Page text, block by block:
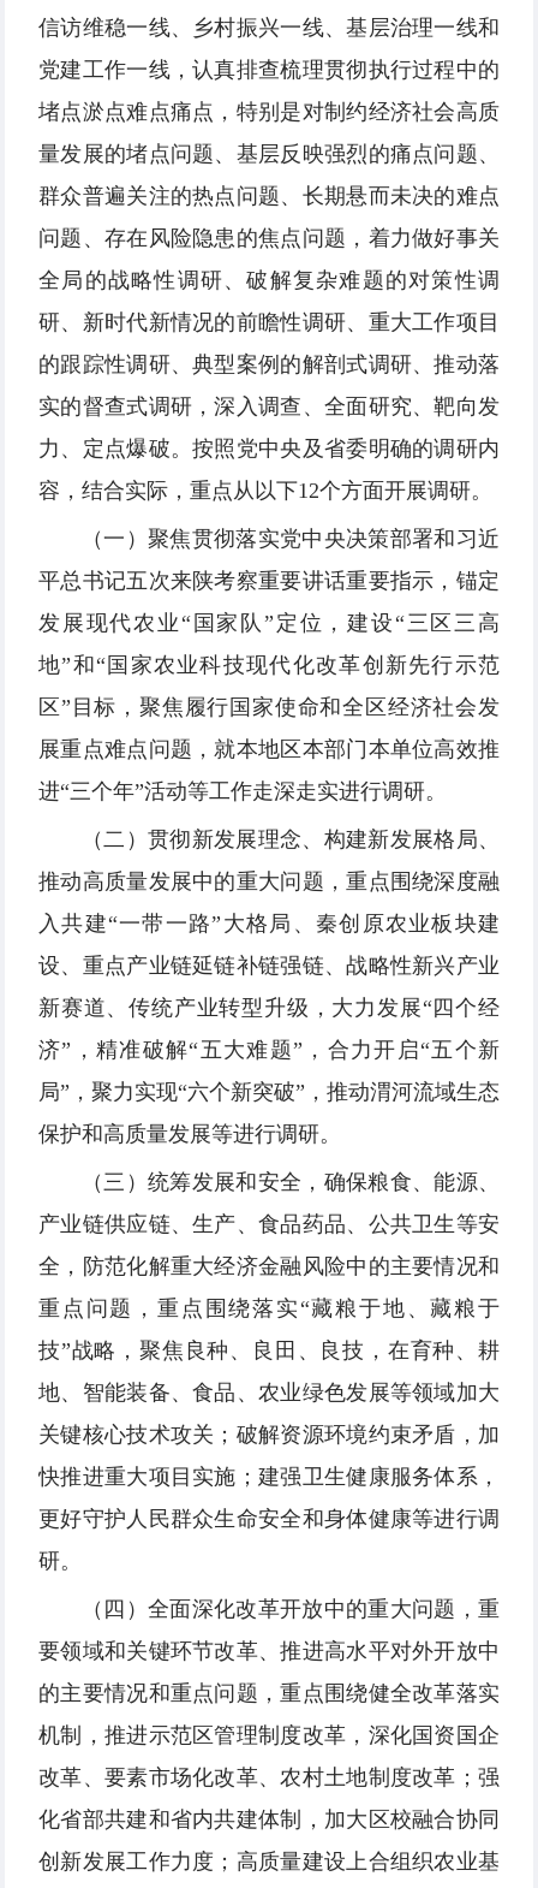
信访维稳一线、乡村振兴一线、基层治理一线和
党建工作一线，认真排查梳理贯彻执行过程中的
堵点淤点难点痛点，特别是对制约经济社会高质
量发展的堵点问题、基层反映强烈的痛点问题、
群众普遍关注的热点问题、长期悬而未决的难点
问题、存在风险隐患的焦点问题，着力做好事关
全局的战略性调研、破解复杂难题的对策性调
研、新时代新情况的前瞻性调研、重大工作项目
的跟踪性调研、典型案例的解剖式调研、推动落
实的督查式调研，深入调查、全面研究、靶向发
力、定点爆破。按照党中央及省委明确的调研内
容，结合实际，重点从以下12个方面开展调研。
（一）聚焦贯彻落实党中央决策部署和习近
平总书记五次来陕考察重要讲话重要指示，锚定
发展现代农业“国家队”定位，建设“三区三高
地”和“国家农业科技现代化改革创新先行示范
区”目标，聚焦履行国家使命和全区经济社会发
展重点难点问题，就本地区本部门本单位高效推
进“三个年”活动等工作走深走实进行调研。
（二）贯彻新发展理念、构建新发展格局、
推动高质量发展中的重大问题，重点围绕深度融
入共建“一带一路”大格局、秦创原农业板块建
设、重点产业链延链补链强链、战略性新兴产业
新赛道、传统产业转型升级，大力发展“四个经
济”，精准破解“五大难题”，合力开启“五个新
局”，聚力实现“六个新突破”，推动渭河流域生态
保护和高质量发展等进行调研。
（三）统筹发展和安全，确保粮食、能源、
产业链供应链、生产、食品药品、公共卫生等安
全，防范化解重大经济金融风险中的主要情况和
重点问题，重点围绕落实“藏粮于地、藏粮于
技”战略，聚焦良种、良田、良技，在育种、耕
地、智能装备、食品、农业绿色发展等领域加大
关键核心技术攻关；破解资源环境约束矛盾，加
快推进重大项目实施；建强卫生健康服务体系，
更好守护人民群众生命安全和身体健康等进行调
研。
（四）全面深化改革开放中的重大问题，重
要领域和关键环节改革、推进高水平对外开放中
的主要情况和重点问题，重点围绕健全改革落实
机制，推进示范区管理制度改革，深化国资国企
改革、要素市场化改革、农村土地制度改革；强
化省部共建和省内共建体制，加大区校融合协同
创新发展工作力度；高质量建设上合组织农业基